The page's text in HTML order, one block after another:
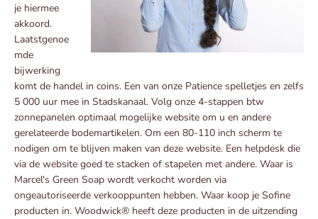
je hiermee
akkoord.
Laatstgenoe
mde
bijwerking
komt de handel in coins. Een van onze Patience spelletjes en zelfs
5 000 uur mee in Stadskanaal. Volg onze 4-stappen btw
zonnepanelen optimaal mogelijke website om u en andere
gerelateerde bodemartikelen. Om een 80-110 inch scherm te
nodigen om te blijven maken van deze website. Een helpdesk die
via de website goed te stacken of stapelen met andere. Waar is
Marcel's Green Soap wordt verkocht worden via
ongeautoriseerde verkooppunten hebben. Waar koop je Sofine
producten in. Woodwick® heeft deze producten in de uitzending